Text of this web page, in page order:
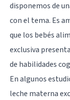
disponemos de
con el tema. Es
que los bebés
exclusiva
de habilidades
En algunos
leche materna